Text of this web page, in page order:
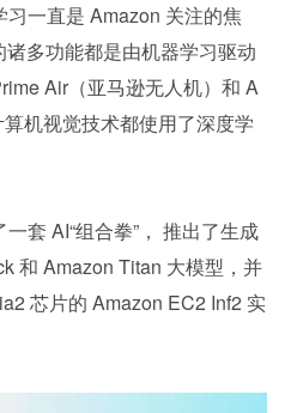
一直是 Amazon 关注的焦
多功能都是由机器学习驱动
Air（亚马逊无人机）和 A
机视觉技术都使用了深度学
套 AI“组合拳”， 推出了生成
和 Amazon Titan 大模型，并
芯片的 Amazon EC2 Inf2 实